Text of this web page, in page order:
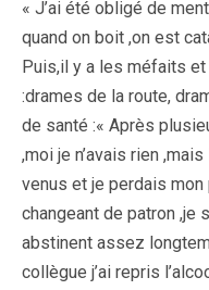
« J’ai été obligé de
quand on boit ,on est
Puis,il y a les méfaits
:drames de la route,
de santé :« Après
,moi je n’avais rien
venus et je perdais mon
changeant de patron ,je
abstinent assez
collègue j’ai repris